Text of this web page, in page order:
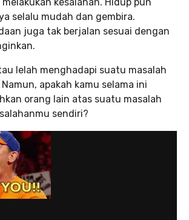
selalu mudah dan gembira.
juga tak berjalan sesuai dengan
lelah menghadapi suatu masalah
apakah kamu selama ini
orang lain atas suatu masalah
sendiri?